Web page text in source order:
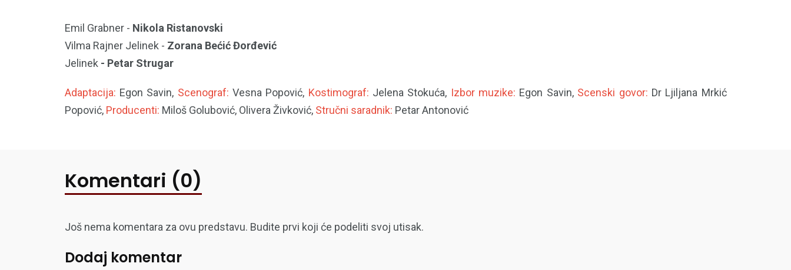
Emil Grabner - Nikola Ristanovski
Vilma Rajner Jelinek - Zorana Bećić Đorđević
Jelinek - Petar Strugar
Adaptacija: Egon Savin, Scenograf: Vesna Popović, Kostimograf: Jelena Stokuća, Izbor muzike: Egon Savin,Scenski govor: Dr Ljiljana Mrkić
Popović,Producenti: Miloš Golubović, Olivera Živković, Stručni saradnik: Petar Antonović
Komentari (0)
Još nema komentara za ovu predstavu. Budite prvi koji će podeliti svoj utisak.
Dodaj komentar